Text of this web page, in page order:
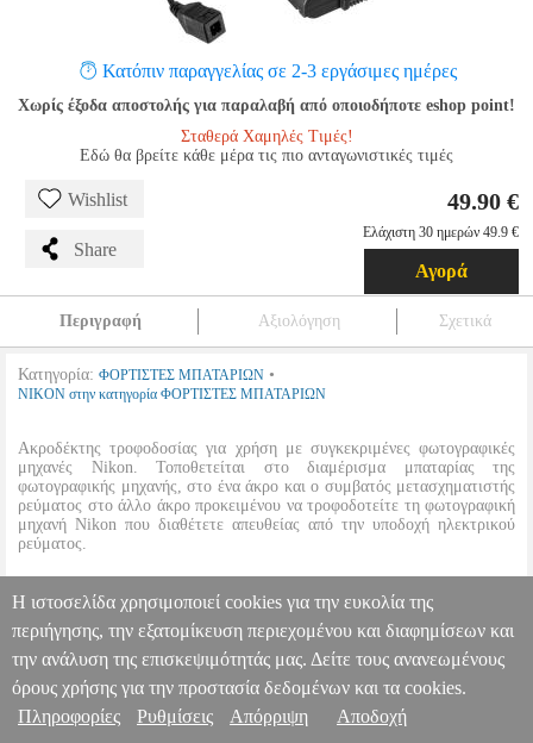
Κατόπιν παραγγελίας σε 2-3 εργάσιμες ημέρες
Χωρίς έξοδα αποστολής για παραλαβή από οποιοδήποτε eshop point!
Σταθερά Χαμηλές Τιμές!
Εδώ θα βρείτε κάθε μέρα τις πιο ανταγωνιστικές τιμές
Wishlist
Share
49.90 €
Ελάχιστη 30 ημερών 49.9 €
Αγορά
Περιγραφή Αξιολόγηση Σχετικά
Κατηγορία: ΦΟΡΤΙΣΤΕΣ ΜΠΑΤΑΡΙΩΝ •
NIKON στην κατηγορία ΦΟΡΤΙΣΤΕΣ ΜΠΑΤΑΡΙΩΝ
Ακροδέκτης τροφοδοσίας για χρήση με συγκεκριμένες φωτογραφικές
μηχανές Nikon. Τοποθετείται στο διαμέρισμα μπαταρίας της
φωτογραφικής μηχανής, στο ένα άκρο και ο συμβατός μετασχηματιστής
ρεύματος στο άλλο άκρο προκειμένου να τροφοδοτείτε τη φωτογραφική
μηχανή Nikon που διαθέτετε απευθείας από την υποδοχή ηλεκτρικού
ρεύματος.
• Συμβατά μοντέλα NIKON: D800, D800Ε, D7000, D810, D750,
D610, D810A, Nikon 1 V1.
NIKON EP-5B POWER SUPPLY CONNECTOR VEB00901
PER.520107
NIKON
ΦΟΡΤΙΣΤΕΣ
ΜΠΑΤΑΡΙΩΝ Κατηγορία: ΦΟΡΤΙΣΤΕΣ ΜΠΑΤΑΡΙΩΝ
•NIKON στην κατηγορία ΦΟΡΤΙΣΤΕΣ ΜΠΑΤΑΡΙΩΝ Ακροδέκτης
Πληροφορίες & Υπηρεσίες >
Η ιστοσελίδα χρησιμοποιεί cookies για την ευκολία της
περιήγησης, την εξατομίκευση περιεχομένου και διαφημίσεων και
την ανάλυση της επισκεψιμότητάς μας. Δείτε τους ανανεωμένους
όρους χρήσης για την προστασία δεδομένων και τα cookies.
Πληροφορίες
Ρυθμίσεις Απόρριψη Αποδοχή